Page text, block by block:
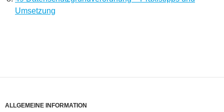
Umsetzung
ALLGEMEINE INFORMATION